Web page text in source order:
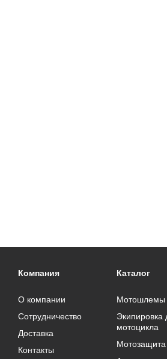
Компания
О компании
Сотрудничество
Доставка
Контакты
Каталог
Мотошлемы
Экипировка
мотоцикла
Мотозащита